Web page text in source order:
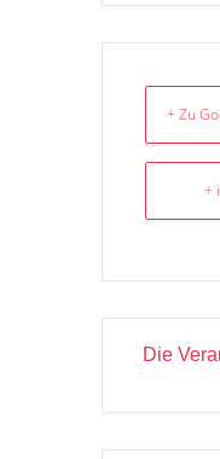
+ Zu
+
Die